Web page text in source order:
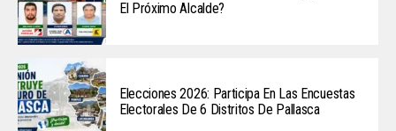
El Próximo Alcalde?
Elecciones 2026: Participa En Las Encuestas
Electorales De 6 Distritos De Pallasca